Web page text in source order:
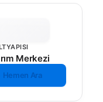
Merkezi
Hemen Ara